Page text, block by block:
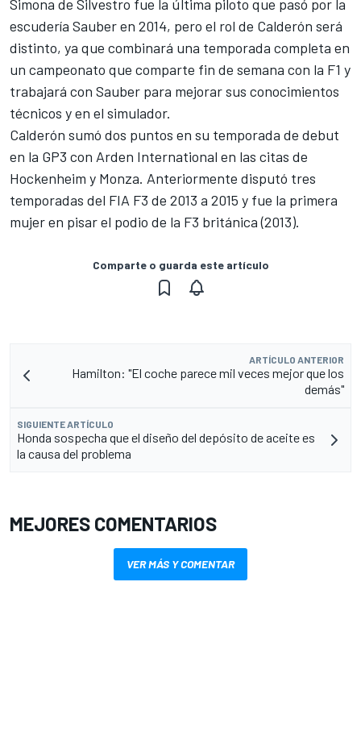
Simona de Silvestro fue la última piloto que pasó por la
escudería Sauber en 2014, pero el rol de Calderón será
distinto, ya que combinará una temporada completa en
un campeonato que comparte fin de semana con la F1 y
trabajará con Sauber para mejorar sus conocimientos
técnicos y en el simulador.
Calderón sumó dos puntos en su temporada de debut
en la GP3 con Arden International en las citas de
Hockenheim y Monza. Anteriormente disputó tres
temporadas del FIA F3 de 2013 a 2015 y fue la primera
mujer en pisar el podio de la F3 británica (2013).
Comparte o guarda este artículo
ARTÍCULO ANTERIOR
Hamilton: "El coche parece mil veces mejor que los
demás"
SIGUIENTE ARTÍCULO
Honda sospecha que el diseño del depósito de aceite es
la causa del problema
MEJORES COMENTARIOS
VER MÁS Y COMENTAR